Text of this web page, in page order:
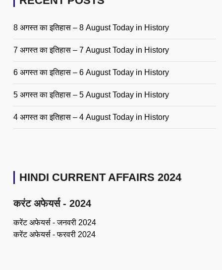
8 अगस्त का इतिहास – 8 August Today in History
7 अगस्त का इतिहास – 7 August Today in History
6 अगस्त का इतिहास – 6 August Today in History
5 अगस्त का इतिहास – 5 August Today in History
4 अगस्त का इतिहास – 4 August Today in History
HINDI CURRENT AFFAIRS 2024
करंट अफेयर्स - 2024
करेंट अफेयर्स - जनवरी 2024
करेंट अफेयर्स - फरवरी 2024